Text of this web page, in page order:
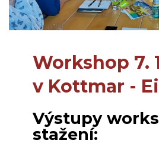
Workshop 7.
v Kottmar -
Výstupy
stažení: